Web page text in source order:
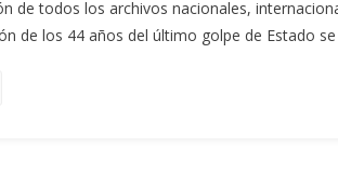
de todos los archivos nacionales,
de los 44 años del último golpe de Estado